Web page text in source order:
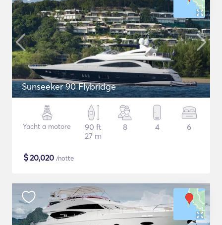
Sunseeker 90 Flybridge
Yacht a motore
90 ft
27 m
8 4 6
$20,020 /notte